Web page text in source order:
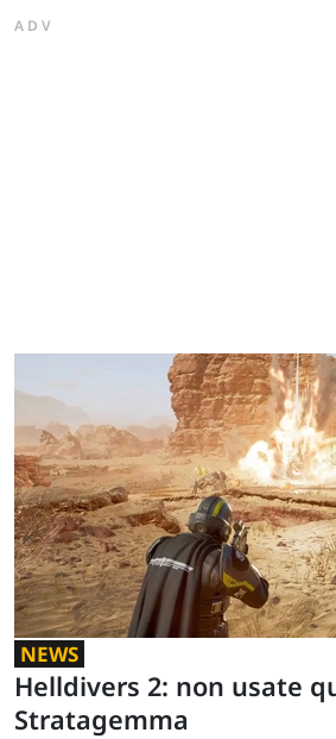
ADV
NEWS
Helldivers 2: non usate
Stratagemma